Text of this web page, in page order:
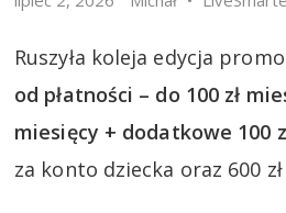
Ruszyła koleja edycja
od płatności – do 100 zł
miesięcy + dodatkowe 100
za konto dziecka oraz 600